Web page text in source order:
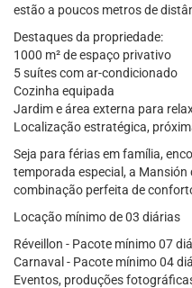
estão a poucos metros de
Destaques da propriedade:
1000 m² de espaço privativo
5 suítes com ar-condicionado
Cozinha equipada
Jardim e área externa para
Localização estratégica,
Seja para férias em família,
temporada especial, a Mansión
combinação perfeita de
Locação mínimo de 03 diárias
Réveillon - Pacote mínimo 07
Carnaval - Pacote mínimo 04
Eventos, produções